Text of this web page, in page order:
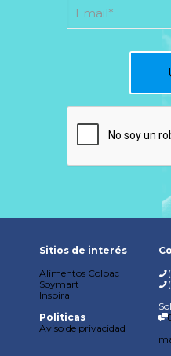
Sitios de interés
Alimentos Colpac
Soymart
Inspira
Politicas
Aviso de privacidad